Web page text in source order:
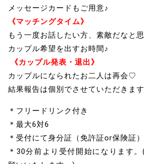
メッセージカードもご用意♪
《マッチングタイム》
もう一度お話したい方、素敵だなと
カップル希望を出すお時間♪
《カップル発表・退出》
カップルになられたお二人は再会♡
結果報告は個別でさせていただきま
＊フリードリンク付き
＊最大6対6
＊受付にて身分証（免許証or保険証
＊30分前より受付開始になります